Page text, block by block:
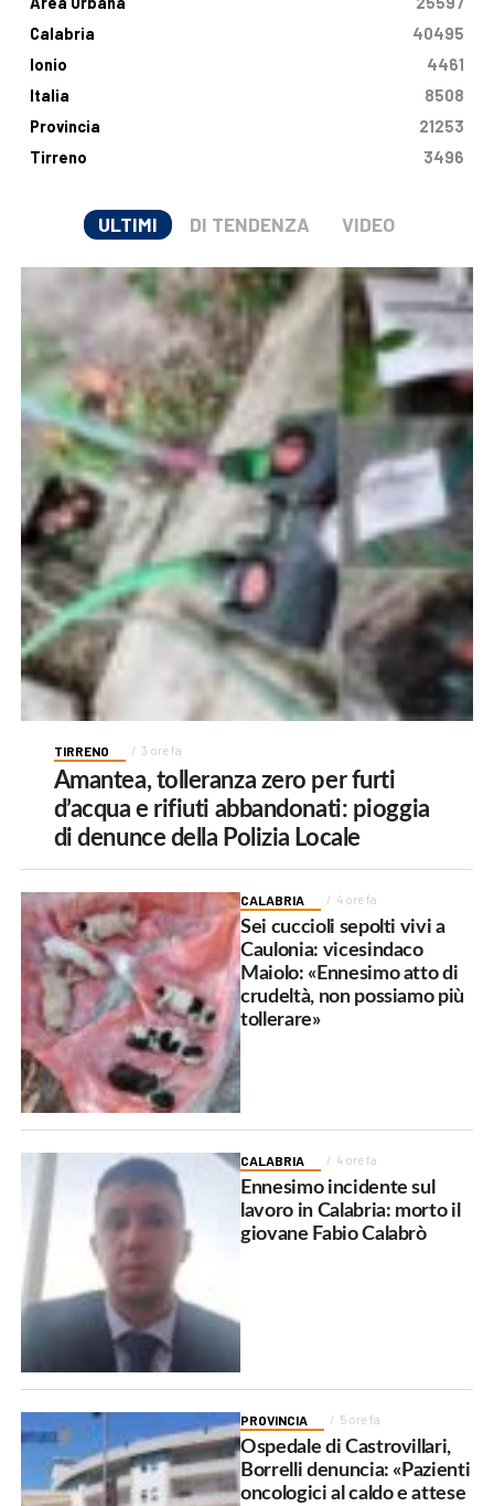
Calabria
40495
Ionio
4461
Italia
8508
Provincia
21253
Tirreno
3496
ULTIMI DI TENDENZA VIDEO
TIRRENO 3 ore fa
Amantea, tolleranza zero per furti
d’acqua e rifiuti abbandonati: pioggia
di denunce della Polizia Locale
CALABRIA 4 ore fa
Sei cuccioli sepolti vivi a
Caulonia: vicesindaco
Maiolo: «Ennesimo atto di
crudeltà, non possiamo più
tollerare»
CALABRIA 4 ore fa
Ennesimo incidente sul
lavoro in Calabria: morto il
giovane Fabio Calabrò
PROVINCIA 5 ore fa
Ospedale di Castrovillari,
Borrelli denuncia: «Pazienti
oncologici al caldo e attese